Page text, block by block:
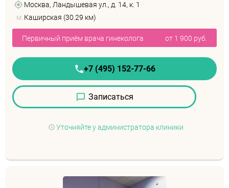
Москва, Ландышевая ул., д. 14, к. 1
м. Каширская (30.29 км)
Первичный приём врача гинеколога от 1 900 руб.
+7 (495) 152-77-66
Записаться
Уточняйте у администратора клиники